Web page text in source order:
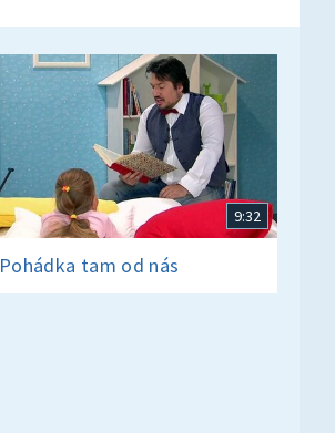
9:32
Pohádka tam od nás